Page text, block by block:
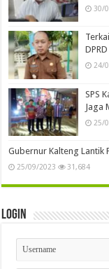
30/
24/
SPS
Jaga
25/
Gubernur Kalteng Lantik
25/09/2023 31,684
Login